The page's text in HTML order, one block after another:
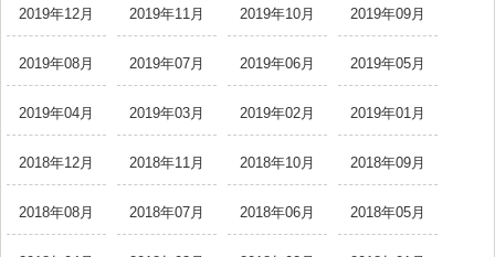
2019年12月 2019年11月 2019年10月 2019年09月
2019年08月 2019年07月 2019年06月 2019年05月
2019年04月 2019年03月 2019年02月 2019年01月
2018年12月 2018年11月 2018年10月 2018年09月
2018年08月 2018年07月 2018年06月 2018年05月